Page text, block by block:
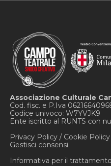
Associazione Culturale
Cod. fisc. e P.Iva
Codice univoco: W7YVJK9
Ente iscritto al RUNTS con
Privacy Policy / Cookie Policy
Gestisci consensi
Informativa per il